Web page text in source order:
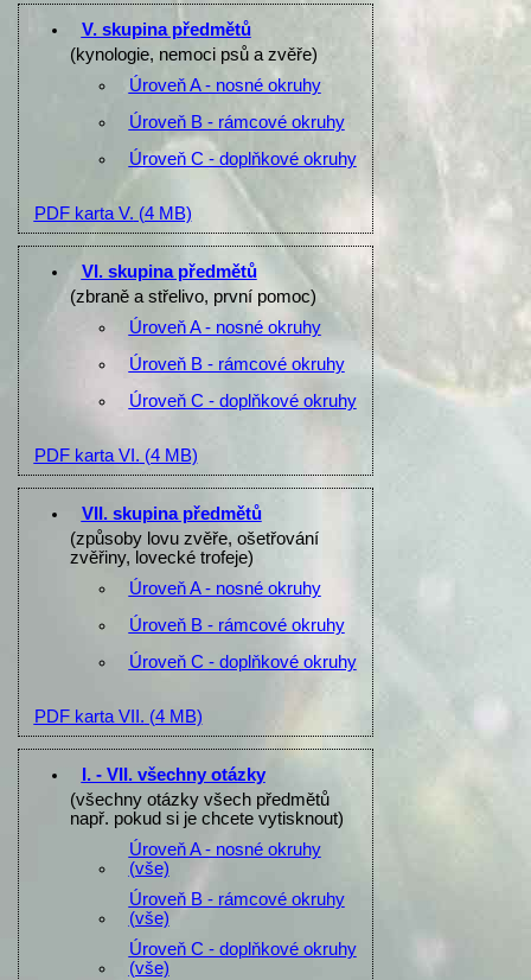
V. skupina předmětů
(kynologie, nemoci psů a zvěře)
Úroveň A - nosné okruhy
Úroveň B - rámcové okruhy
Úroveň C - doplňkové okruhy
PDF karta V. (4 MB)
VI. skupina předmětů
(zbraně a střelivo, první pomoc)
Úroveň A - nosné okruhy
Úroveň B - rámcové okruhy
Úroveň C - doplňkové okruhy
PDF karta VI. (4 MB)
VII. skupina předmětů
(způsoby lovu zvěře, ošetřování
zvěřiny, lovecké trofeje)
Úroveň A - nosné okruhy
Úroveň B - rámcové okruhy
Úroveň C - doplňkové okruhy
PDF karta VII. (4 MB)
I. - VII. všechny otázky
(všechny otázky všech předmětů
např. pokud si je chcete vytisknout)
Úroveň A - nosné okruhy
(vše)
Úroveň B - rámcové okruhy
(vše)
Úroveň C - doplňkové okruhy
(vše)